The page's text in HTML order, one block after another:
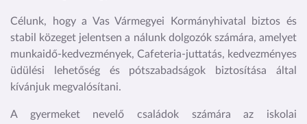
Célunk, hogy a Vas Vármegyei Kormányhivatal biztos és
stabil közeget jelentsen a nálunk dolgozók számára, amelyet
munkaidő-kedvezmények, Cafeteria-juttatás, kedvezményes
üdülési lehetőség és pótszabadságok biztosítása által
kívánjuk megvalósítani.
A gyermeket nevelő családok számára az iskolai